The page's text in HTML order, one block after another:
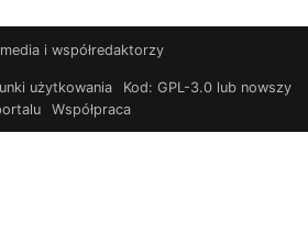
i współredaktorzy
użytkowania
Kod: GPL-3.0 lub nowszy
Współpraca